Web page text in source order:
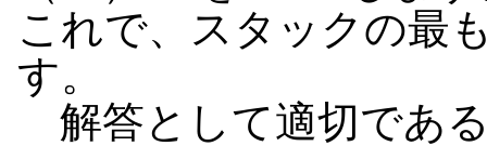
これで、スタックの最
す。
解答として適切であ